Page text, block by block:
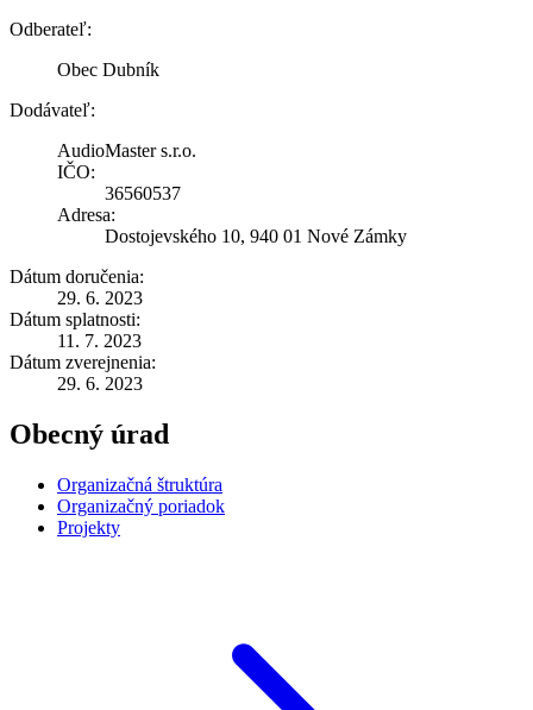
Odberateľ:
Obec Dubník
Dodávateľ:
AudioMaster s.r.o.
IČO:
36560537
Adresa:
Dostojevského 10, 940 01 Nové Zámky
Dátum doručenia:
29. 6. 2023
Dátum splatnosti:
11. 7. 2023
Dátum zverejnenia:
29. 6. 2023
Obecný úrad
Organizačná štruktúra
Organizačný poriadok
Projekty